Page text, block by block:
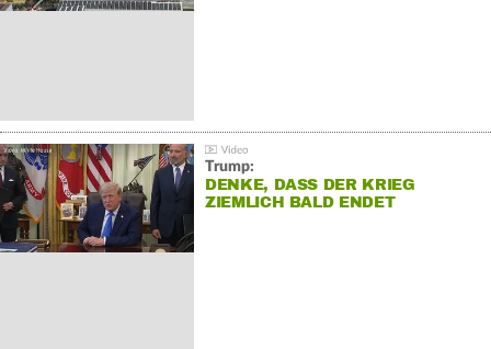
Trump:
DENKE, DASS DER KRIEG
ZIEMLICH BALD ENDET